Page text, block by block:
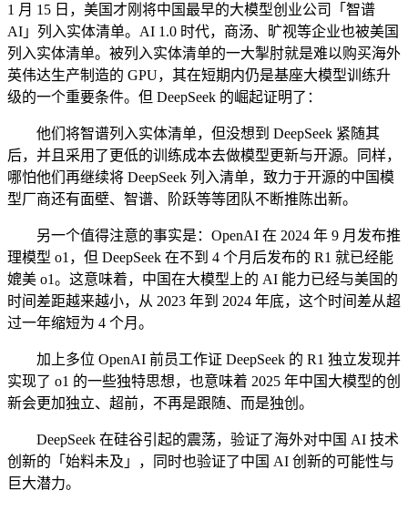
1 月 15 日，美国才刚将中国最早的大模型创业公司「智谱
AI」列入实体清单。AI 1.0 时代，商汤、旷视等企业也被美国
列入实体清单。被列入实体清单的一大掣肘就是难以购买海外
英伟达生产制造的 GPU，其在短期内仍是基座大模型训练升
级的一个重要条件。但 DeepSeek 的崛起证明了：
他们将智谱列入实体清单，但没想到 DeepSeek 紧随其
后，并且采用了更低的训练成本去做模型更新与开源。同样，
哪怕他们再继续将 DeepSeek 列入清单，致力于开源的中国模
型厂商还有面壁、智谱、阶跃等等团队不断推陈出新。
另一个值得注意的事实是：OpenAI 在 2024 年 9 月发布推
理模型 o1，但 DeepSeek 在不到 4 个月后发布的 R1 就已经能
媲美 o1。这意味着，中国在大模型上的 AI 能力已经与美国的
时间差距越来越小，从 2023 年到 2024 年底，这个时间差从超
过一年缩短为 4 个月。
加上多位 OpenAI 前员工作证 DeepSeek 的 R1 独立发现并
实现了 o1 的一些独特思想，也意味着 2025 年中国大模型的创
新会更加独立、超前，不再是跟随、而是独创。
DeepSeek 在硅谷引起的震荡，验证了海外对中国 AI 技术
创新的「始料未及」，同时也验证了中国 AI 创新的可能性与
巨大潜力。